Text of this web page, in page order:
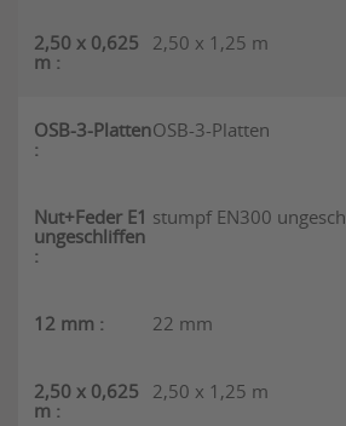
2,50 x 1,25 m
OSB-3-Platten
stumpf EN300
22 mm
2,50 x 1,25 m